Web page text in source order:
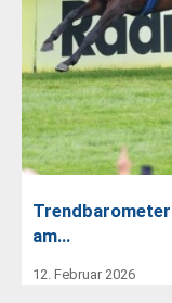
am…
12. Februar 2026